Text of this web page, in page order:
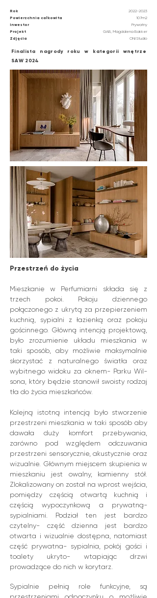
Rok
Powierzchnia całkowita
Inwestor
Projekt
Zdjęcia
2022-2023
107m2
Prywatny
GAB, Magdalena Bakker
ONI Studio
Finalista nagrody roku w kategorii wnętrze
SAW 2024
Przestrzeń do życia
Mieszkanie w Perfumiarni składa się z
trzech pokoi. Pokoju dziennego
połączonego z ukrytą za przepierzeniem
kuchnią, sypialni z łazienką oraz pokoju
gościnnego. Główną intencją projektową,
było zrozumienie układu mieszkania w
taki sposób, aby możliwie maksymalnie
skorzystać z naturalnego światła oraz
wybitnego widoku za oknem- Parku Wil­
sona, który będzie stanowił swoisty rodzaj
tła do życia mieszkańców.
Kolejną istotną intencją było stworzenie
przestrzeni mieszkania w taki sposób aby
dawała duży komfort przebywania,
zarówno pod względem odczuwania
przestrzeni sensorycznie, aku­stycznie oraz
wizualnie. Głównym miejscem skupienia w
mieszkaniu jest owalny, kamienny stół.
Zlokalizowany on został na wprost wejścia,
pomiędzy częścią otwartą kuchnią i
częścią wypoczynkową a prywat­ną-
sypialniami. Podział ten jest bardzo
czytelny- część dzienna jest bardzo
otwarta i wizualnie dostępna, natomiast
część prywatna- sypialnia, pokój gości i
toalety ukryto- wtapiając drzwi
prowadzące do nich w korytarz.
Sypialnie pełnią role funkcyjne, są